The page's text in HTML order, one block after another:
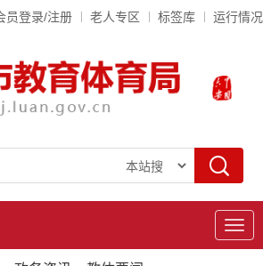
员登录/注册 老人专区 标签库 运行情况
导